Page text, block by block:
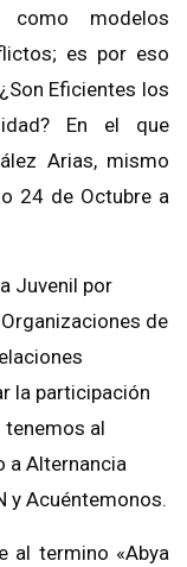
como modelos
es por eso
Eficientes los
En el que
Arias, mismo
24 de Octubre a
Juvenil por
de
la participación
tenemos al
a Alternancia
y Acuéntemonos.
al termino «Abya